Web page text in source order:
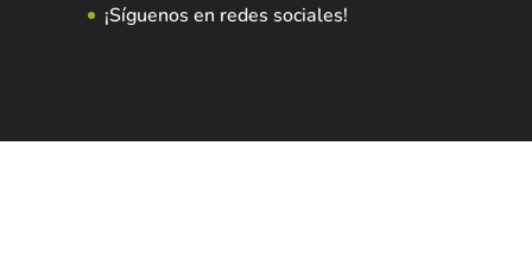
¡Síguenos en redes sociales!